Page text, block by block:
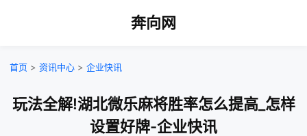
奔向网
首页 > 资讯中心 > 企业快讯
玩法全解!湖北微乐麻将胜率怎么提高_怎样
设置好牌-企业快讯